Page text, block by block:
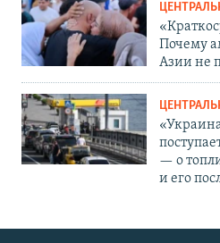
Почему
Азии не
— о
и его